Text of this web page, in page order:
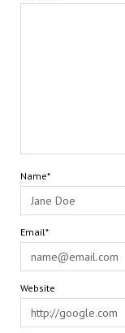
Name*
Email*
Website